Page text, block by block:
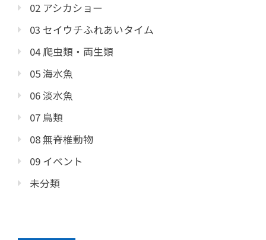
02 アシカショー
03 セイウチふれあいタイム
04 爬虫類・両生類
05 海水魚
06 淡水魚
07 鳥類
08 無脊椎動物
09 イベント
未分類